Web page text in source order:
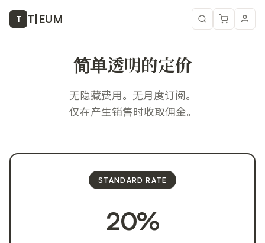
T T|EUM
简单透明的定价
无隐藏费用。无月度订阅。
仅在产生销售时收取佣金。
STANDARD RATE
20%